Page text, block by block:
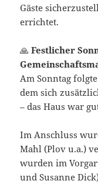
Gäste
errichtet.
🙏Festlicher
Am Sonntag
dem sich
– das Haus war
Im Anschluss
Mahl (Plov u.a.)
wurden im
und Susanne